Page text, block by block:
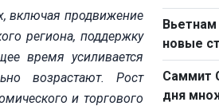
включая продвижение
региона, поддержку
время усиливается
возрастают. Рост
и торгового
новые
развития
Саммит
дня